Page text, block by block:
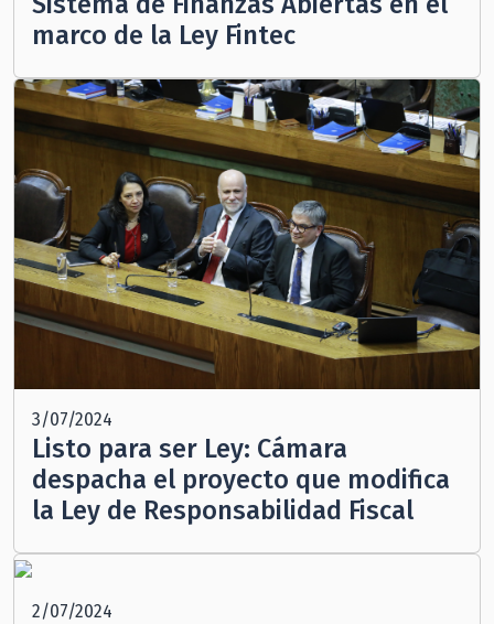
marco de la Ley Fintec
3/07/2024
Listo para ser Ley: Cámara
despacha el proyecto que modifica
la Ley de Responsabilidad Fiscal
2/07/2024